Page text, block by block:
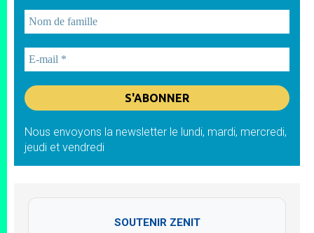
Nous envoyons la newsletter le lundi, mardi, mercredi,
jeudi et vendredi
SOUTENIR ZENIT